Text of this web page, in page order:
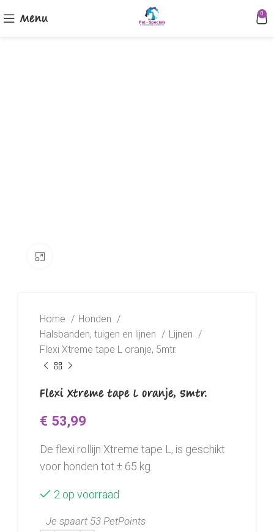
Menu 0
Home
Honden
Halsbanden, tuigen en lijnen
Lijnen
Flexi Xtreme tape L oranje, 5mtr.
Flexi Xtreme tape L oranje, 5mtr.
€ 53,99
De flexi rollijn Xtreme tape L, is geschikt
voor honden tot ± 65 kg.
2 op voorraad
Je spaart 53 PetPoints